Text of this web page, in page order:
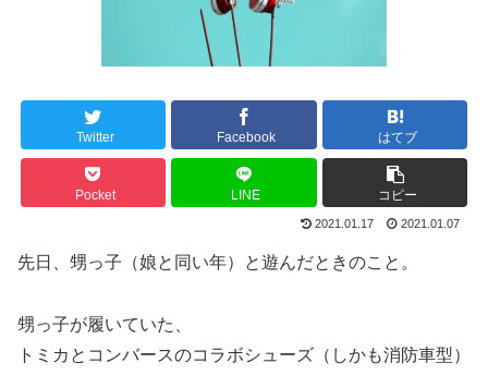
Twitter Facebook はてブ
Pocket LINE コピー
2021.01.17 2021.01.07
先日、甥っ子（娘と同い年）と遊んだときのこと。
甥っ子が履いていた、
トミカとコンバースのコラボシューズ（しかも消防車型）